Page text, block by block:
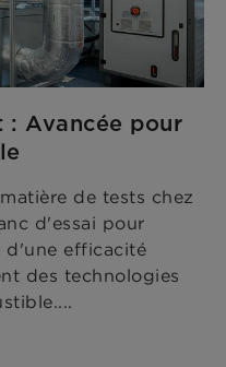
: Avancée pour
de tests chez
d'essai pour
d'une efficacité
des technologies